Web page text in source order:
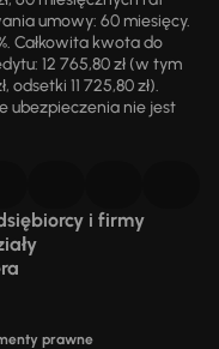
umowy: 60 miesięcy.
Całkowita kwota do
12 765,80 zł (w tym
11 725,80 zł).
ubezpieczenia nie jest
i firmy
prawne